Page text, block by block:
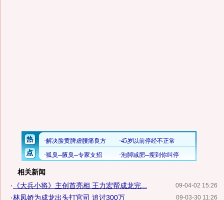
相关新闻
09-04-02 15:26
· 《大兵小将》主创首亮相 王力宏帮成龙完...
09-03-30 11:26
·林凤娇为成龙出头打官司 追讨300万